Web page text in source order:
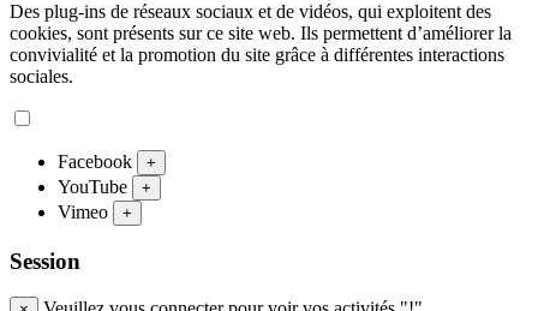
Des plug-ins de réseaux sociaux et de vidéos, qui exploitent des
cookies, sont présents sur ce site web. Ils permettent d’améliorer la
convivialité et la promotion du site grâce à différentes interactions
sociales.
Facebook +
YouTube +
Vimeo +
Session